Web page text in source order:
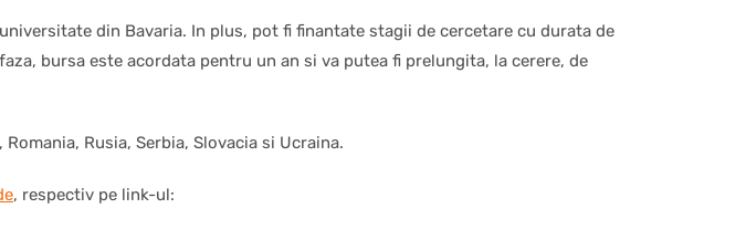
din Bavaria. In plus, pot fi finantate stagii de cercetare cu durata de
bursa este acordata pentru un an si va putea fi prelungita, la cerere, de
Rusia, Serbia, Slovacia si Ucraina.
, respectiv pe link-ul: